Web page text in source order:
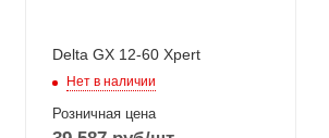
Delta GX 12-60 Xpert
Нет в наличии
Розничная цена